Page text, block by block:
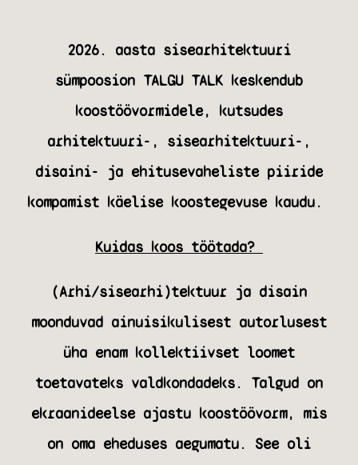
2026. aasta sisearhitektuuri
sümpoosion TALGU TALK keskendub
koostöövormidele, kutsudes
arhitektuuri-, sisearhitektuuri-,
disaini- ja ehitusevaheliste piiride
kompamist käelise koostegevuse kaudu.
Kuidas koos töötada?
(Arhi/sisearhi)tektuur ja disain
moonduvad ainuisikulisest autorlusest
üha enam kollektiivset loomet
toetavateks valdkondadeks. Talgud on
ekraanideelse ajastu koostöövorm, mis
on oma eheduses aegumatu. See oli